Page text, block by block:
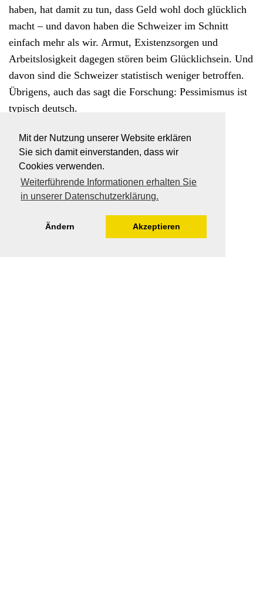
Mit der Nutzung unserer Website erklären
Sie sich damit einverstanden, dass wir
Cookies verwenden.
Weiterführende Informationen erhalten Sie
in unserer Datenschutzerklärung.
Ändern Akzeptieren
haben, hat damit zu tun, dass Geld wohl doch glücklich
macht – und davon haben die Schweizer im Schnitt
einfach mehr als wir. Armut, Existenzsorgen und
Arbeitslosigkeit dagegen stören beim Glücklichsein. Und
davon sind die Schweizer statistisch weniger betroffen.
Übrigens, auch das sagt die Forschung: Pessimismus ist
typisch deutsch.